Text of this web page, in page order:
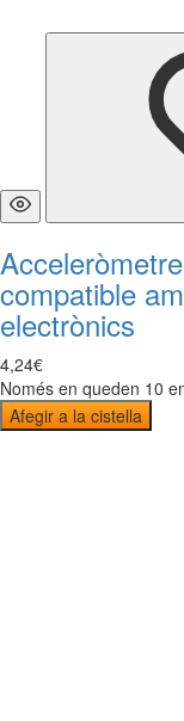
compatible
electrònics
4,24€
Només en queden 10
Afegir a la cistella